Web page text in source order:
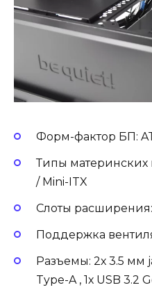
Форм-фактор БП:
Типы материнских
/ Mini-ITX
Слоты расширения:
Поддержка
Разъемы: 2х 3.5 мм
Type-A , 1х USB 3.2